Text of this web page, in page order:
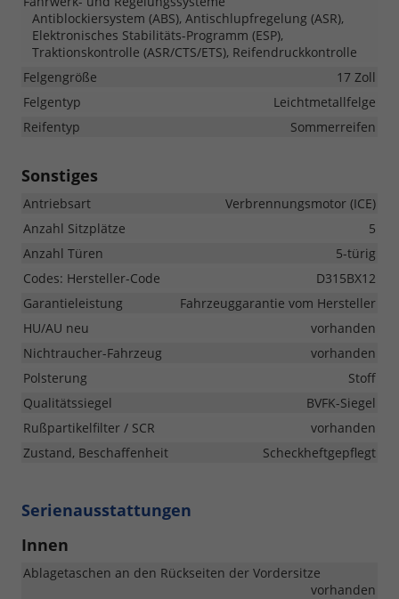
Antiblockiersystem (ABS), Antischlupfregelung (ASR),
Elektronisches Stabilitäts-Programm (ESP),
Traktionskontrolle (ASR/CTS/ETS), Reifendruckkontrolle
Felgengröße
17 Zoll
Felgentyp
Leichtmetallfelge
Reifentyp
Sommerreifen
Sonstiges
Antriebsart
Verbrennungsmotor (ICE)
Anzahl Sitzplätze
5
Anzahl Türen
5-türig
Codes: Hersteller-Code
D315BX12
Garantieleistung
Fahrzeuggarantie vom Hersteller
HU/AU neu
vorhanden
Nichtraucher-Fahrzeug
vorhanden
Polsterung
Stoff
Qualitätssiegel
BVFK-Siegel
Rußpartikelfilter / SCR
vorhanden
Zustand, Beschaffenheit
Scheckheftgepflegt
Serienausstattungen
Innen
Ablagetaschen an den Rückseiten der Vordersitze
vorhanden